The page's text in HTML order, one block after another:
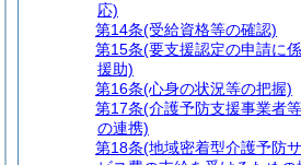
応)
第14条(受給資格等の確認)
第15条(要支援認定の申請に
援助)
第16条(心身の状況等の把握)
第17条(介護予防支援事業者
の連携)
第18条(地域密着型介護予防